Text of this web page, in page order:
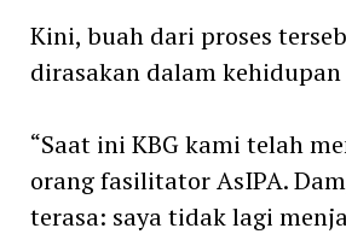
Kini, buah dari proses
dirasakan dalam kehidupan
“Saat ini KBG kami telah
orang fasilitator AsIPA.
terasa: saya tidak lagi